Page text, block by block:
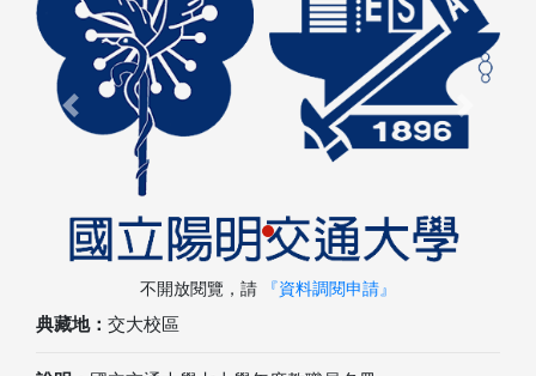
典藏地： 交大校區
Previous Next
不開放閱覽，請 『資料調閱申請』